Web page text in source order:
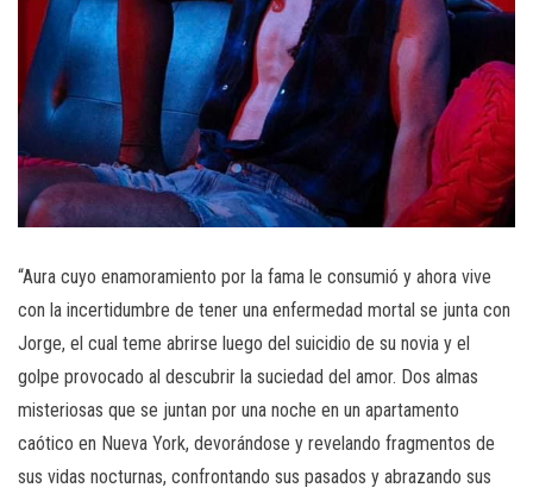
“Aura cuyo enamoramiento por la fama le consumió y ahora vive
con la incertidumbre de tener una enfermedad mortal se junta con
Jorge, el cual teme abrirse luego del suicidio de su novia y el
golpe provocado al descubrir la suciedad del amor. Dos almas
misteriosas que se juntan por una noche en un apartamento
caótico en Nueva York, devorándose y revelando fragmentos de
sus vidas nocturnas, confrontando sus pasados y abrazando sus